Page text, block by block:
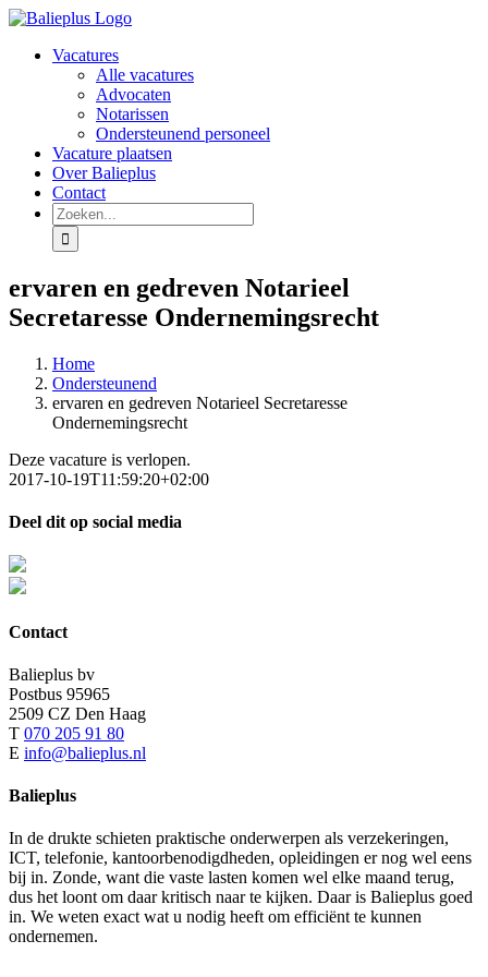
Ga
inhoudVacatures
Alle vacatures
Advocaten
Notarissen
Ondersteunend personeel
Vacature plaatsen
Over Balieplus
Contact
Zoeken
naar:
ervaren en gedreven Notarieel
Secretaresse Ondernemingsrecht
Home
Ondersteunend
ervaren en gedreven Notarieel Secretaresse
Ondernemingsrecht
Deze vacature is verlopen.
2017-10-19T11:59:20+02:00
Deel dit op social media
Facebook
X
Reddit
LinkedIn
Tumblr
Pinterest
Vk
E-
mail
Contact
Balieplus bv
Postbus 95965
2509 CZ Den Haag
T 070 205 91 80
E info@balieplus.nl
Balieplus
In de drukte schieten praktische onderwerpen als verzekeringen,
ICT, telefonie, kantoorbenodigdheden, opleidingen er nog wel eens
bij in. Zonde, want die vaste lasten komen wel elke maand terug,
dus het loont om daar kritisch naar te kijken. Daar is Balieplus goed
in. We weten exact wat u nodig heeft om efficiënt te kunnen
ondernemen.